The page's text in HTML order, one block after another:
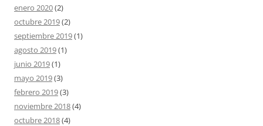
enero 2020(2)
octubre 2019(2)
septiembre 2019(1)
agosto 2019(1)
junio 2019(1)
mayo 2019(3)
febrero 2019(3)
noviembre 2018(4)
octubre 2018(4)